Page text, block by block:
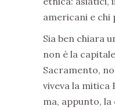
americani e chi
Sia ben chiara
non è la
Sacramento,
viveva la mitica
ma, appunto,